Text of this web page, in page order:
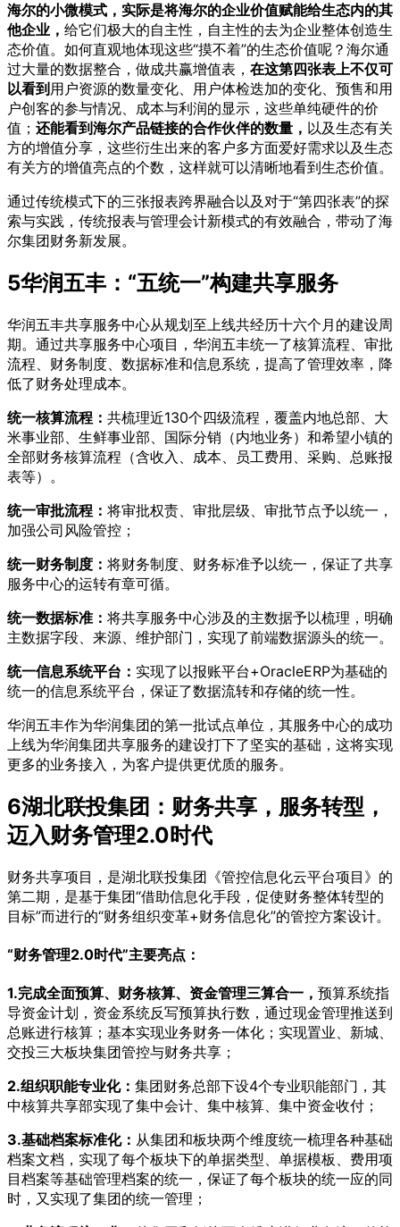
海尔的小微模式，实际是将海尔的企业价值赋能给生态内的其
他企业， 给它们极大的自主性，自主性的去为企业整体创造生
态价值。如何直观地体现这些“摸不着”的生态价值呢？海尔通
过大量的数据整合，做成共赢增值表， 在这第四张表上不仅可
以看到 用户资源的数量变化、用户体检迭加的变化、预售和用
户创客的参与情况、成本与利润的显示，这些单纯硬件的价
值； 还能看到海尔产品链接的合作伙伴的数量， 以及生态有关
方的增值分享，这些衍生出来的客户多方面爱好需求以及生态
有关方的增值亮点的个数，这样就可以清晰地看到生态价值。
通过传统模式下的三张报表跨界融合以及对于“第四张表”的探
索与实践，传统报表与管理会计新模式的有效融合，带动了海
尔集团财务新发展。
5华润五丰：“五统一”构建共享服务
华润五丰共享服务中心从规划至上线共经历十六个月的建设周
期。通过共享服务中心项目，华润五丰统一了核算流程、审批
流程、财务制度、数据标准和信息系统，提高了管理效率，降
低了财务处理成本。
统一核算流程： 共梳理近130个四级流程，覆盖内地总部、大
米事业部、生鲜事业部、国际分销（内地业务）和希望小镇的
全部财务核算流程（含收入、成本、员工费用、采购、总账报
表等）。
统一审批流程： 将审批权责、审批层级、审批节点予以统一，
加强公司风险管控；
统一财务制度： 将财务制度、财务标准予以统一，保证了共享
服务中心的运转有章可循。
统一数据标准： 将共享服务中心涉及的主数据予以梳理，明确
主数据字段、来源、维护部门，实现了前端数据源头的统一。
统一信息系统平台： 实现了以报账平台+OracleERP为基础的
统一的信息系统平台，保证了数据流转和存储的统一性。
华润五丰作为华润集团的第一批试点单位，其服务中心的成功
上线为华润集团共享服务的建设打下了坚实的基础，这将实现
更多的业务接入，为客户提供更优质的服务。
6湖北联投集团：财务共享，服务转型，
迈入财务管理2.0时代
财务共享项目，是湖北联投集团《管控信息化云平台项目》的
第二期，是基于集团“借助信息化手段，促使财务整体转型的
目标”而进行的“财务组织变革+财务信息化”的管控方案设计。
“财务管理2.0时代”主要亮点：
1.完成全面预算、财务核算、资金管理三算合一， 预算系统指
导资金计划，资金系统反写预算执行数，通过现金管理推送到
总账进行核算；基本实现业务财务一体化；实现置业、新城、
交投三大板块集团管控与财务共享；
2.组织职能专业化： 集团财务总部下设4个专业职能部门，其
中核算共享部实现了集中会计、集中核算、集中资金收付；
3.基础档案标准化： 从集团和板块两个维度统一梳理各种基础
档案文档，实现了每个板块下的单据类型、单据模板、费用项
目档案等基础管理档案的统一，保证了每个板块的统一应的同
时，又实现了集团的统一管理；